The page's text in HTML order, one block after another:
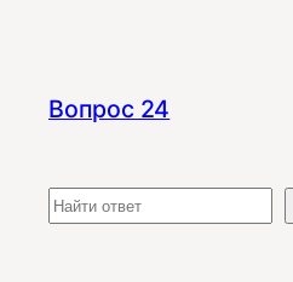
содержимому
Вопрос 24
Поиск